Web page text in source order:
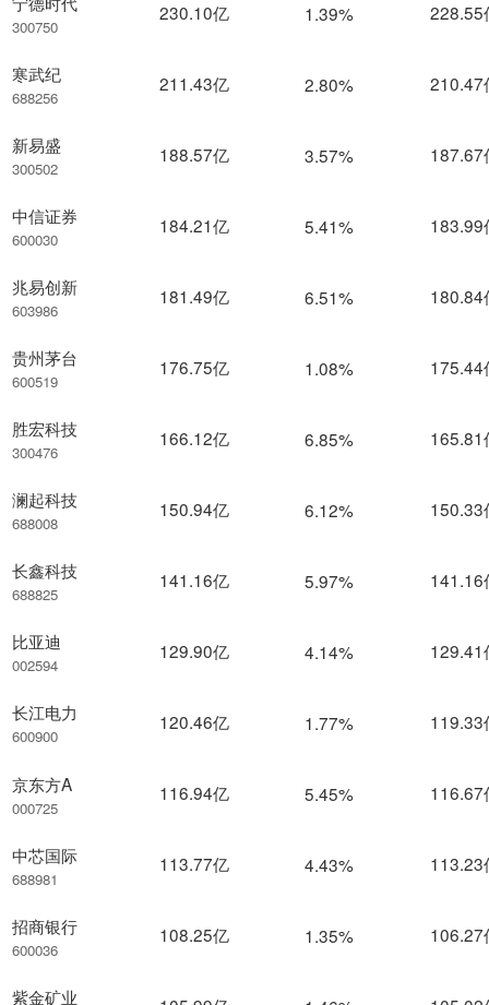
300750
寒武纪
688256
新易盛
300502
中信证券
600030
兆易创新
603986
贵州茅台
600519
胜宏科技
300476
澜起科技
688008
长鑫科技
688825
比亚迪
002594
长江电力
600900
京东方A
000725
中芯国际
688981
招商银行
600036
紫金矿业
230.10亿 1.39% 228.55
211.43亿 2.80% 210.47
188.57亿 3.57% 187.67
184.21亿 5.41% 183.99
181.49亿 6.51% 180.84
176.75亿 1.08% 175.44
166.12亿 6.85% 165.81
150.94亿 6.12% 150.33
141.16亿 5.97% 141.16
129.90亿 4.14% 129.41
120.46亿 1.77% 119.33
116.94亿 5.45% 116.67
113.77亿 4.43% 113.23
108.25亿 1.35% 106.27